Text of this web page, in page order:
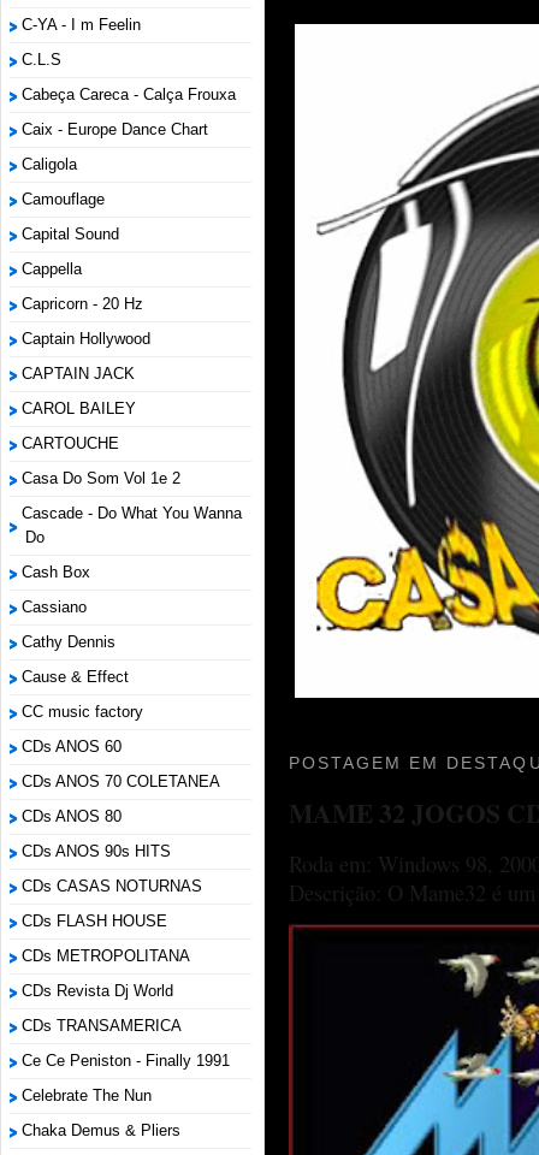
C-YA - I m Feelin
C.L.S
Cabeça Careca - Calça Frouxa
Caix - Europe Dance Chart
Caligola
Camouflage
Capital Sound
Cappella
Capricorn - 20 Hz
Captain Hollywood
CAPTAIN JACK
CAROL BAILEY
CARTOUCHE
Casa Do Som Vol 1e 2
Cascade - Do What You Wanna
Do
Cash Box
Cassiano
Cathy Dennis
Cause & Effect
CC music factory
CDs ANOS 60
CDs ANOS 70 COLETANEA
CDs ANOS 80
CDs ANOS 90s HITS
CDs CASAS NOTURNAS
CDs FLASH HOUSE
CDs METROPOLITANA
CDs Revista Dj World
CDs TRANSAMERICA
Ce Ce Peniston - Finally 1991
Celebrate The Nun
Chaka Demus & Pliers
POSTAGEM EM
MAME 32 JOGOS
Roda em: Windows 98,
Descrição: O Mame32 é